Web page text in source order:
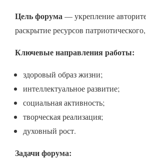
Цель форума— укрепление
раскрытие ресурсов
Ключевые направления работы:
здоровый образ жизни;
интеллектуальное развитие;
социальная активность;
творческая реализация;
духовный рост.
Задачи форума: